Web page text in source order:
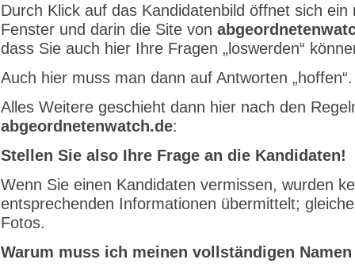
Durch Klick auf das Kandidatenbild öffnet sich ein
Fenster und darin die Site von
dass Sie auch hier Ihre Fragen „loswerden“
Auch hier muss man dann auf Antworten
Alles Weitere geschieht dann hier nach den
abgeordnetenwatch.de:
Stellen Sie also Ihre Frage an die Kandidaten!
Wenn Sie einen Kandidaten vermissen, wurden
entsprechenden Informationen übermittelt;
Fotos.
Warum muss ich meinen vollständigen